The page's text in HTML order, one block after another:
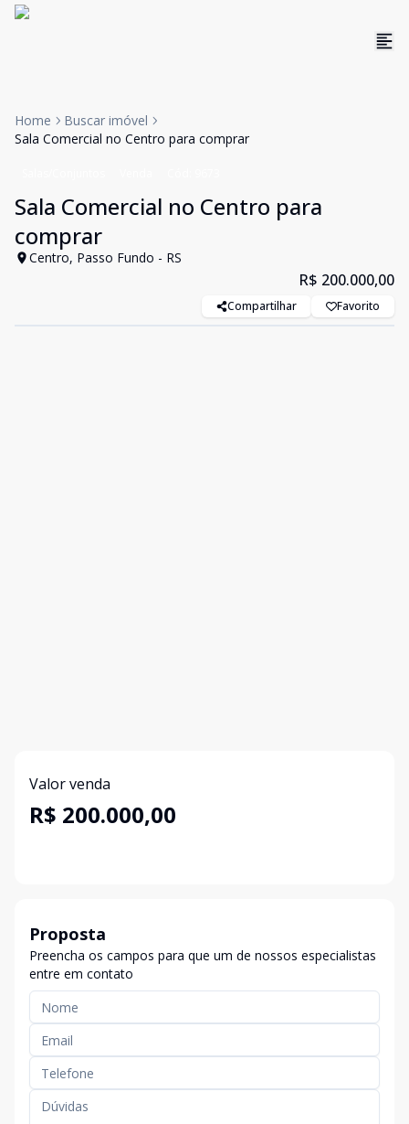
Home
Buscar imóvel
Sala Comercial no Centro para comprar
Sala Comercial no Centro para
comprar
Centro, Passo Fundo - RS
R$ 200.000,00
Compartilhar Favorito
Valor venda
R$ 200.000,00
Proposta
Preencha os campos para que um de nossos especialistas
entre em contato